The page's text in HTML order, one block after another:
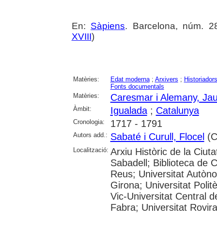
En: Sàpiens. Barcelona, núm.
XVIII)
Matèries: Edat moderna; Arxivers ; Historiadors
Fonts documentals
Matèries:
Caresmar i Alemany,
Àmbit: Igualada; Catalunya
Cronologia: 1717 - 1791
Autors add.: Sabaté i Curull, Flocel
Localització: Arxiu Històric de la
Sabadell; Biblioteca de
Reus; Universitat
Girona; Universitat
Vic-Universitat Central
Fabra; Universitat